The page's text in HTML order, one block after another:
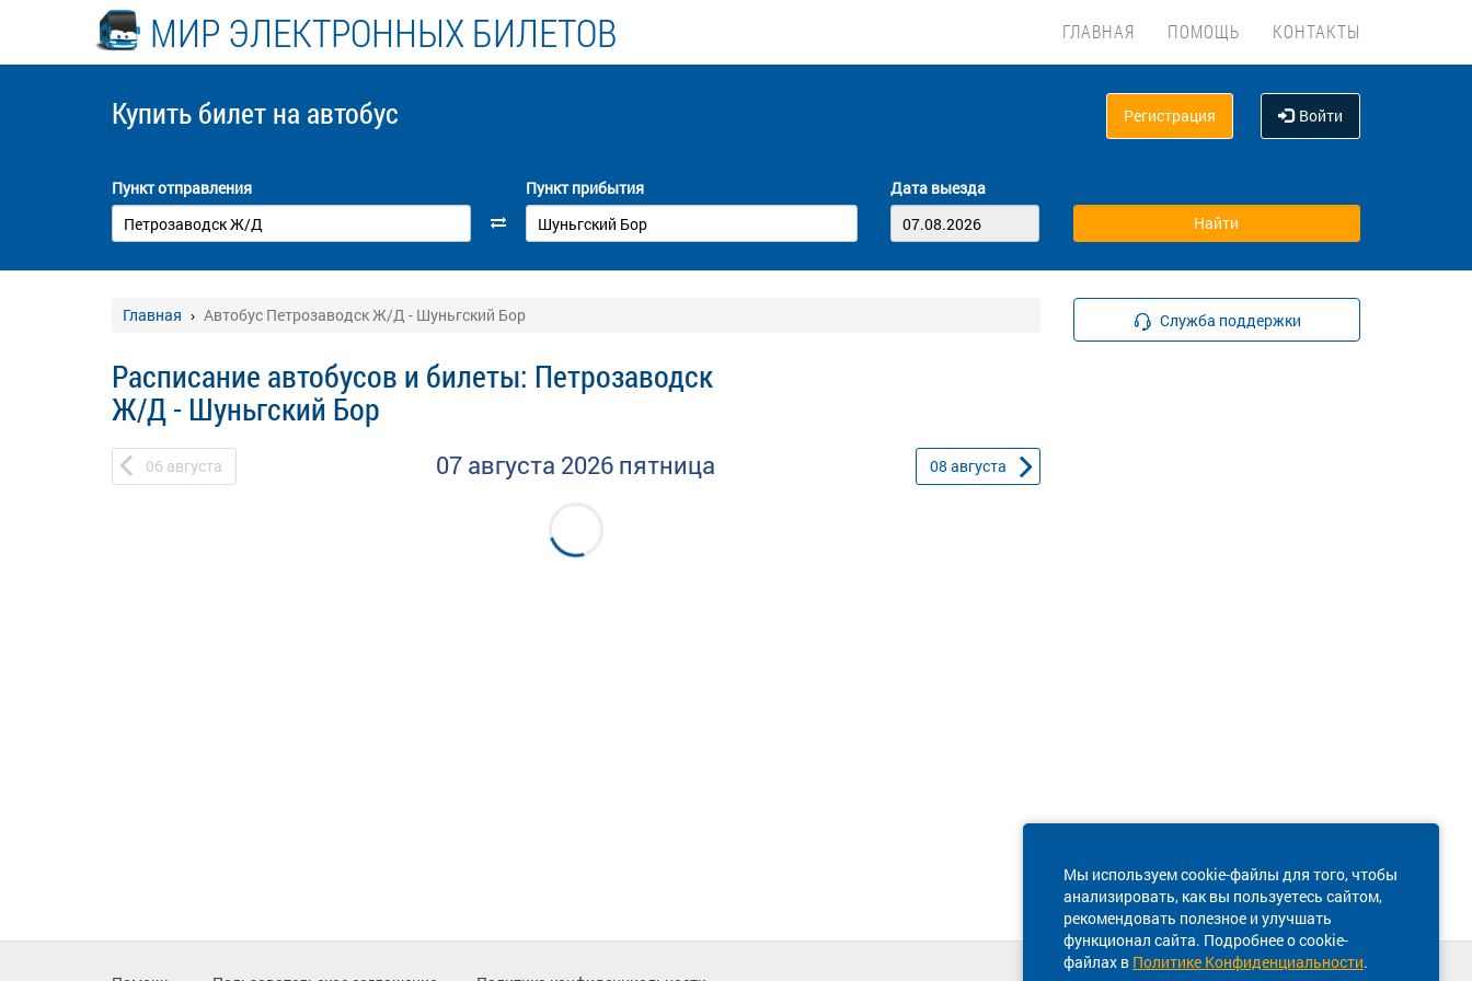
МИР ЭЛЕКТРОННЫХ БИЛЕТОВ ГЛАВНАЯ ПОМОЩЬ КОНТАКТЫ
Купить билет на автобус Регистрация Войти
Пункт отправления Пункт прибытия Дата выезда
Главная Автобус Петрозаводск Ж/Д - Шуньгский Бор
Расписание автобусов и билеты: Петрозаводск
Ж/Д - Шуньгский Бор
06 августа 07 августа 2026 пятница 08 августа
Служба поддержки
Мы используем cookie-файлы для того, чтобы
анализировать, как вы пользуетесь сайтом,
рекомендовать полезное и улучшать
функционал сайта. Подробнее о cookie-
файлах в Политике Конфиденциальности.